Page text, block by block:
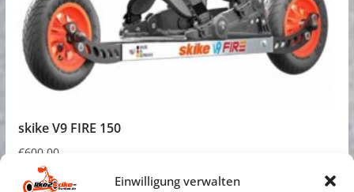
Einwilligung verwalten
skike V9 FIRE 150
€600,00
inkl. 19 % MwSt.